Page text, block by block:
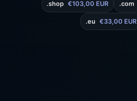
.shop €103,00 EUR .com
.eu €33,00 EUR